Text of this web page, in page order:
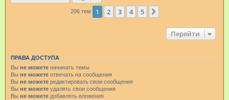
206 тем 1 2 3 4 5
Перейти
ПРАВА ДОСТУПА
Вы не можете начинать темы
Вы не можете отвечать на сообщения
Вы не можете редактировать свои сообщения
Вы не можете удалять свои сообщения
Вы не можете добавлять вложения